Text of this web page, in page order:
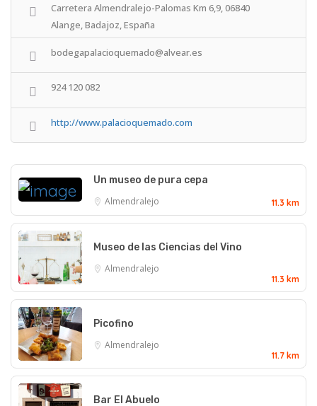
Carretera Almendralejo-Palomas Km 6,9, 06840
Alange, Badajoz, España
bodegapalacioquemado@alvear.es
924 120 082
http://www.palacioquemado.com
Un museo de pura cepa
Almendralejo
11.3 km
Museo de las Ciencias del Vino
Almendralejo
11.3 km
Picofino
Almendralejo
11.7 km
Bar El Abuelo